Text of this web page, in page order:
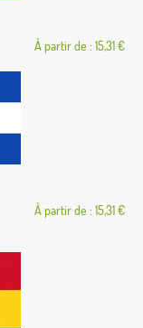
À partir de : 15,31 €
À partir de : 15,31 €